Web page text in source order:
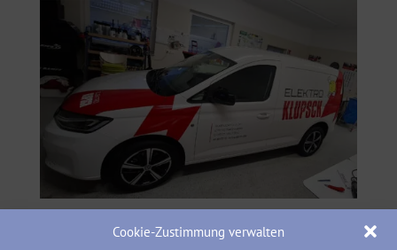
Cookie-Zustimmung verwalten